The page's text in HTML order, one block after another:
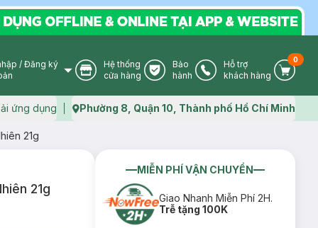
User Icon
/ Đăng ký
Store Icon
Hệ thống
cửa hàng
Warranty Icon
Bảo
hành
Phone Icon
Hỗ trợ
khách hàng
Cart
0
ứng dụng Map icon
Phường 8, Quận 10, Thành phố Hồ Chí Minh
21g
21g
MIỄN PHÍ VẬN CHUYỂN
Giao Nhanh Miễn Phí 2H.
Trễ tặng 100K